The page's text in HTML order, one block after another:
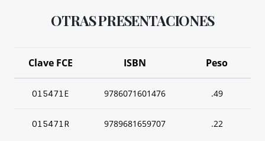
OTRAS PRESENTACIONES
Clave FCE ISBN Peso
015471E 9786071601476 .49
015471R 9789681659707 .22